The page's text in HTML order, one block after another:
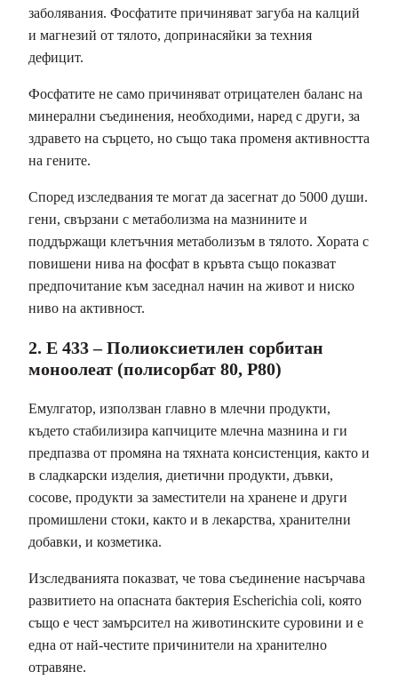
заболявания. Фосфатите причиняват загуба на калций
и магнезий от тялото, допринасяйки за техния
дефицит.
Фосфатите не само причиняват отрицателен баланс на
минерални съединения, необходими, наред с други, за
здравето на сърцето, но също така променя активността
на гените.
Според изследвания те могат да засегнат до 5000 души.
гени, свързани с метаболизма на мазнините и
поддържащи клетъчния метаболизъм в тялото. Хората с
повишени нива на фосфат в кръвта също показват
предпочитание към заседнал начин на живот и ниско
ниво на активност.
2. E 433 – Полиоксиетилен сорбитан
моноолеат (полисорбат 80, P80)
Емулгатор, използван главно в млечни продукти,
където стабилизира капчиците млечна мазнина и ги
предпазва от промяна на тяхната консистенция, както и
в сладкарски изделия, диетични продукти, дъвки,
сосове, продукти за заместители на хранене и други
промишлени стоки, както и в лекарства, хранителни
добавки, и козметика.
Изследванията показват, че това съединение насърчава
развитието на опасната бактерия Escherichia coli, която
също е чест замърсител на животинските суровини и е
една от най-честите причинители на хранително
отравяне.